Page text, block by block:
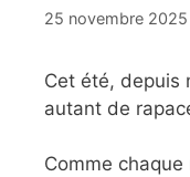
25 novembre 2025
Cet été, depuis
autant de
Comme chaque